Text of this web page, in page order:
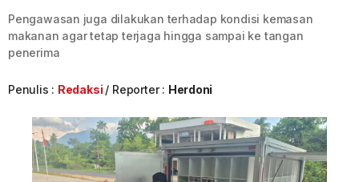
Pengawasan juga dilakukan terhadap kondisi kemasan
makanan agar tetap terjaga hingga sampai ke tangan
penerima
Penulis : Redaksi Reporter : Herdoni